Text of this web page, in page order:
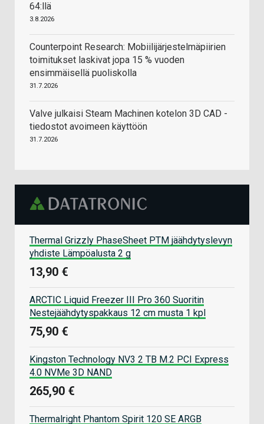
64:llä
3.8.2026
Counterpoint Research: Mobiilijärjestelmäpiirien
toimitukset laskivat jopa 15 % vuoden
ensimmäisellä puoliskolla
31.7.2026
Valve julkaisi Steam Machinen kotelon 3D CAD -
tiedostot avoimeen käyttöön
31.7.2026
Thermal Grizzly PhaseSheet PTM jäähdytyslevyn
yhdiste Lämpöalusta 2 g
13,90 €
ARCTIC Liquid Freezer III Pro 360 Suoritin
Nestejäähdytyspakkaus 12 cm musta 1 kpl
75,90 €
Kingston Technology NV3 2 TB M.2 PCI Express
4.0 NVMe 3D NAND
265,90 €
Thermalright Phantom Spirit 120 SE ARGB